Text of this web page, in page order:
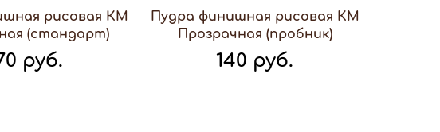
рисовая КМ
(стандарт)
руб.
Пудра финишная рисовая КМ
Прозрачная (пробник)
140 руб.